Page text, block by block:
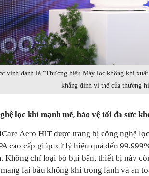
vinh danh là "Thương hiệu Máy lọc không khí
khẳng định vị thế của thương
lọc khí mạnh mẽ, bảo vệ tối đa sức
Aero HIT được trang bị công nghệ
cao cấp giúp xử lý hiệu quả đến
Không chỉ loại bỏ bụi bẩn, thiết bị này
lại bầu không khí trong lành và an